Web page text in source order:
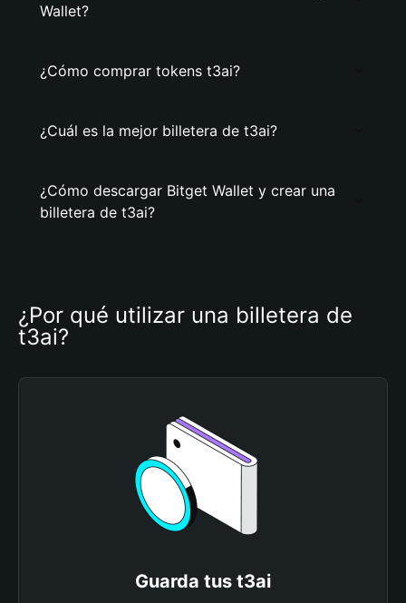
Wallet?
¿Cómo comprar tokens t3ai?
¿Cuál es la mejor billetera de t3ai?
¿Cómo descargar Bitget Wallet y crear una
billetera de t3ai?
¿Por qué utilizar una billetera de
t3ai?
Guarda tus t3ai